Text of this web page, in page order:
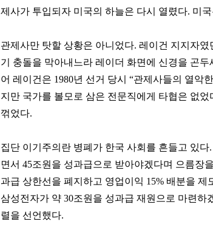
제사가 투입되자 미국의 하늘은 다시 열렸다. 미
관제사만 탓할 상황은 아니었다. 레이건 지지자
기 충돌을 막아내느라 레이더 화면에 신경을 곤
어 레이건은 1980년 선거 당시 “관제사들의 열악
지만 국가를 볼모로 삼은 전문직에게 타협은 없
꺾었다.
집단 이기주의란 병폐가 한국 사회를 흔들고 있
면서 45조원을 성과급으로 받아야겠다며 으름장
과급 상한선을 폐지하고 영업이익 15% 배분을
삼성전자가 약 30조원을 성과급 재원으로 마련하
렬을 선언했다.